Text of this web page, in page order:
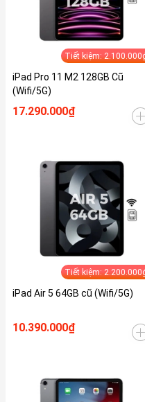
Tiết kiệm:
iPad Pro 11 M2 128GB Cũ
(Wifi/5G)
17.290.000₫
Tiết kiệm:
iPad Air 5 64GB cũ (Wifi/5G)
10.390.000₫